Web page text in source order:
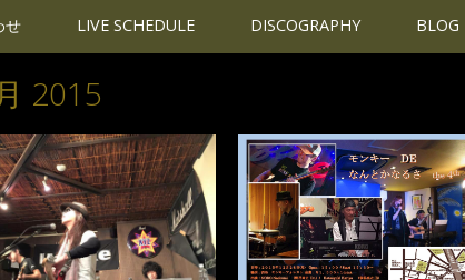
せ LIVE SCHEDULE DISCOGRAPHY BLOG
2015